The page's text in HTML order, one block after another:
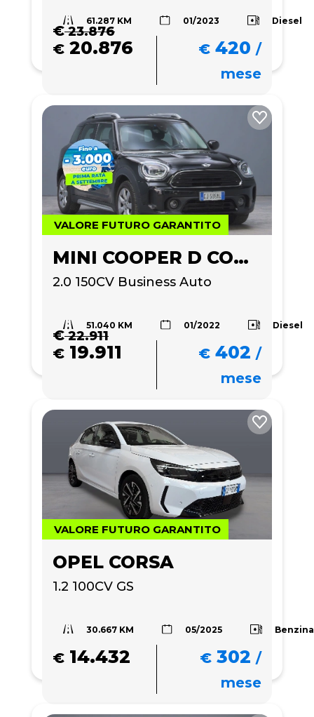
61.287 KM 01/2023 Diesel
€23.876
€ 20.876 € 420 /
mese
VALORE FUTURO GARANTITO
MINI COOPER D COUNTRYMAN
2.0 150CV Business Auto
51.040 KM 01/2022 Diesel
€22.911
€ 19.911 € 402 /
mese
VALORE FUTURO GARANTITO
OPEL CORSA
1.2 100CV GS
30.667 KM 05/2025 Benzina
€ 14.432 € 302 /
mese